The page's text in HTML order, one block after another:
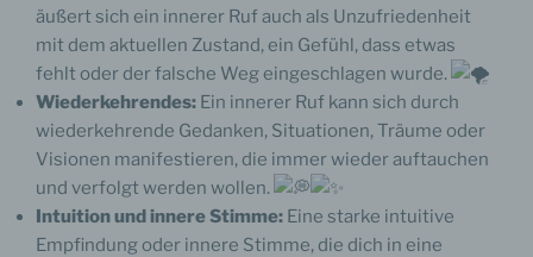
äußert sich ein innerer Ruf auch als Unzufriedenheit
mit dem aktuellen Zustand, ein Gefühl, dass etwas
fehlt oder der falsche Weg eingeschlagen wurde.
Wiederkehrendes: Ein innerer Ruf kann sich durch
wiederkehrende Gedanken, Situationen, Träume oder
Visionen manifestieren, die immer wieder auftauchen
und verfolgt werden wollen.
Intuition und innere Stimme: Eine starke intuitive
Empfindung oder innere Stimme, die dich in eine